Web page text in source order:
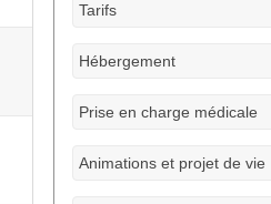
Tarifs
Hébergement
Prise en charge médicale
Animations et projet de vie